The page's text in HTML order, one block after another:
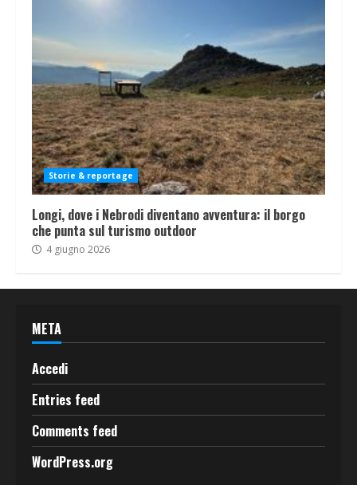
Storie & reportage
Longi, dove i Nebrodi diventano avventura: il borgo
che punta sul turismo outdoor
4 giugno 2026
META
Accedi
Entries feed
Comments feed
WordPress.org